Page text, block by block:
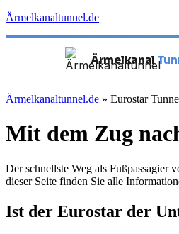
Ärmelkanaltunnel.de
Ärmelkanal
Ärmelkanaltunnel.de » Eurostar
Mit dem Zug
Der schnellste Weg als Fußpassagier
dieser Seite finden Sie alle
Ist der Eurostar der